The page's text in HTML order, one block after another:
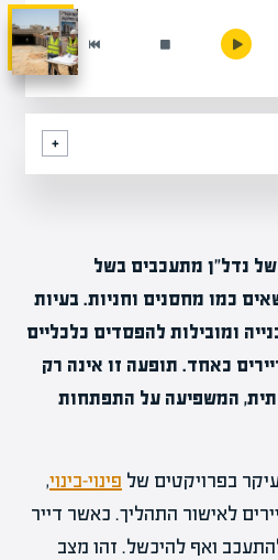
נדל"ן מתעכבים בשל
כמו מחסנים וחניות. בעיות
ומובילות להפסדים כלכליים
כאחד. תופעה זו אינה רק
המשפיעה על התפתחות
בפרויקטים של פינוי-בינוי,
לאישור התהליך. כאשר דייר
ואף להיכשל. זהו מצב